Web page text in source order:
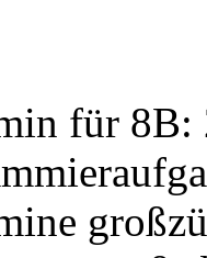
für